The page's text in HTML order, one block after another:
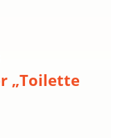
„Toilette